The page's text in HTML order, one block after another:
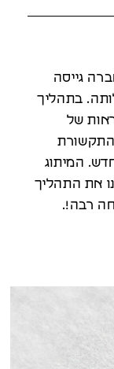
גייסה
בתהליך
של
התקשורת
המיתוג
את התהליך
רבה!.